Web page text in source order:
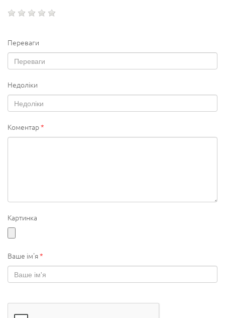
Переваги
Недоліки
Коментар*
Картинка
Ваше ім'я*